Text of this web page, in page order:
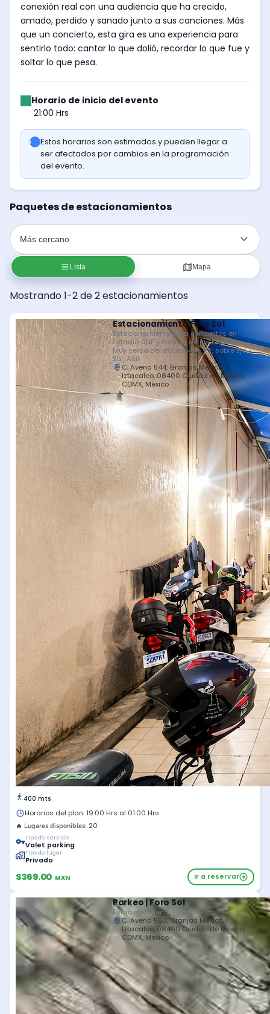
conexión real con una audiencia que ha crecido,
amado, perdido y sanado junto a sus canciones. Más
que un concierto, esta gira es una experiencia para
sentirlo todo: cantar lo que dolió, recordar lo que fue y
soltar lo que pesa.
Horario de inicio del evento
21:00 Hrs
Estos horarios son estimados y pueden llegar a
ser afectados por cambios en la programación
del evento.
Paquetes de estacionamientos
Lista Mapa
Mostrando 1-2 de 2 estacionamientos
400 mts
Estacionamiento Foro Sol
Estacionamiento para conciertos en
Estadio GNP y Palacio de los Deportes.
Muy cerca del acceso G E y F, sobre Eje 3
Sur, Añil
C. Avena 544, Granjas México,
Iztacalco, 08400 Ciudad de México,
CDMX, México
Horarios del plan: 19:00 Hrs al 01:00 Hrs
🔥 Lugares disponibles: 20
Tipo de servicio
Valet parking
Tipo de lugar
Privado
$369.00 MXN Ir a reservar
Parkeo | Foro Sol
Estacionamiento Foro Sol
C. Avena 550, Granjas México,
Iztacalco, 08400 Ciudad de México,
CDMX, Mexico